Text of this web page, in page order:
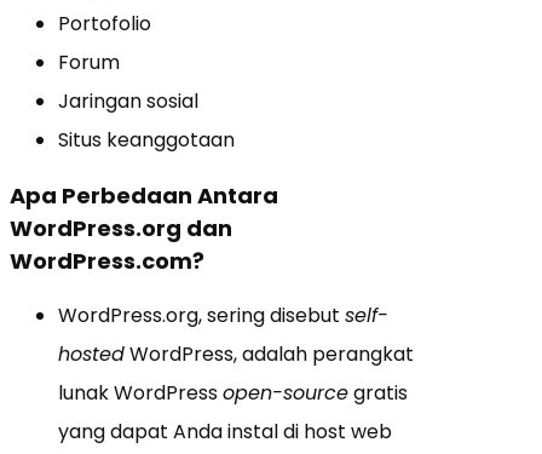
Portofolio
Forum
Jaringan sosial
Situs keanggotaan
Apa Perbedaan Antara
WordPress.org dan
WordPress.com?
WordPress.org, sering disebut self-
hostedWordPress, adalah perangkat
lunak WordPressopen-sourcegratis
yang dapat Anda instal di host web